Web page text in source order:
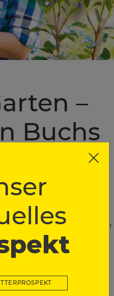
–
Buchs
. Ebenfalls häufig genannt
und sich gut in formale
keine winter­nassen und sehr
Böden. Damit ist er eine
infrage. Diese Gehölze
robust gegenüber vielen